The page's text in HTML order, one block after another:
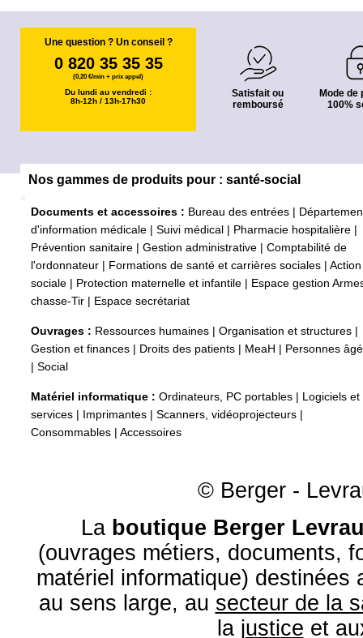
Une question ? Un conseil ?
0 820 35 35 35
(0,20 €/min + prix appel)
Du lundi au vendredi :
8h-12h / 13h-17h30
Satisfait ou
remboursé
Mode de
100%
Nos gammes de produits pour : santé-social
Documents et accessoires : Bureau des entrées
d'information médicale
Suivi médical Pharmacie hospitalière
Prévention sanitaire
Gestion administrative
Comptabilité de
l'ordonnateur
Formations de santé et carrières sociales
Action
sociale
Protection maternelle et infantile
Espace gestion
chasse-Tir
Espace secrétariat
Ouvrages : Ressources humaines Organisation et structures
Gestion et finances
Droits des patients MeaH
Personnes
Social
Matériel informatique : Ordinateurs, PC portables
Logiciels et
services
Imprimantes Scanners, vidéoprojecteurs
Consommables
Accessoires
© Berger -
La boutique Berger
(ouvrages métiers, documents,
matériel informatique) destinées
au sens large, au secteur de la
la justice et